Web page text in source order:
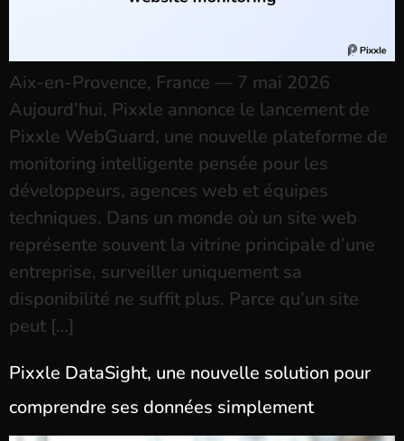
Aix-en-Provence, France — 7 mai 2026
Aujourd’hui, Pixxle annonce le lancement de
Pixxle WebGuard, une nouvelle plateforme de
monitoring intelligente pensée pour les
développeurs, agences web et équipes
techniques. Dans un monde où un site web
représente souvent la vitrine principale d’une
entreprise, surveiller uniquement sa
disponibilité ne suffit plus. Parce qu’un site
peut […]
Pixxle DataSight, une nouvelle solution pour
comprendre ses données simplement